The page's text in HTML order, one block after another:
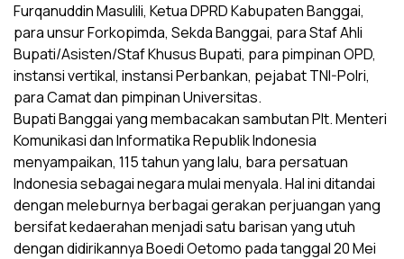
Furqanuddin Masulili, Ketua DPRD Kabupaten Banggai,
para unsur Forkopimda, Sekda Banggai, para Staf Ahli
Bupati/Asisten/Staf Khusus Bupati, para pimpinan OPD,
instansi vertikal, instansi Perbankan, pejabat TNI-Polri,
para Camat dan pimpinan Universitas.
Bupati Banggai yang membacakan sambutan Plt. Menteri
Komunikasi dan Informatika Republik Indonesia
menyampaikan, 115 tahun yang lalu, bara persatuan
Indonesia sebagai negara mulai menyala. Hal ini ditandai
dengan meleburnya berbagai gerakan perjuangan yang
bersifat kedaerahan menjadi satu barisan yang utuh
dengan didirikannya Boedi Oetomo pada tanggal 20 Mei